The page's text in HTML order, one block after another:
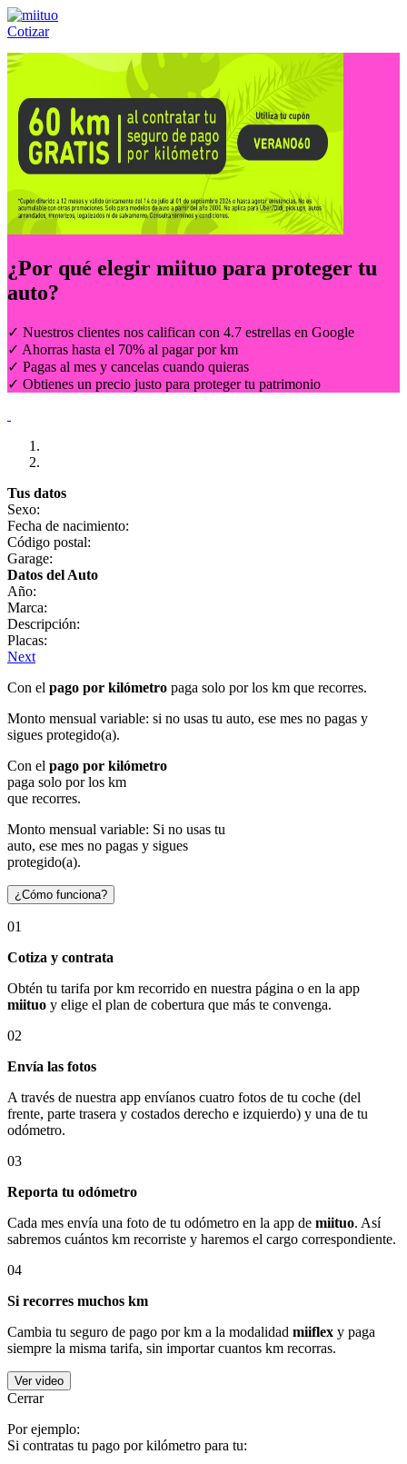
Cotizar
Llámanos al:(55) 84-21-05-00 ó
¿Por qué elegir miituo para proteger tu
auto?
✓ Nuestros clientes nos califican con 4.7 estrellas en Google
✓ Ahorras hasta el 70% al pagar por km
✓ Pagas al mes y cancelas cuando quieras
✓ Obtienes un precio justo para proteger tu patrimonio
Tus datos
Sexo:
Fecha de nacimiento:
Código postal:
Garage:
Datos del Auto
Año:
Marca:
Descripción:
Placas:
Next
Con el pago por kilómetro paga solo por los km que recorres.
Monto mensual variable: si no usas tu auto, ese mes no pagas y
sigues protegido(a).
Con el pago por kilómetro
paga solo por los km
que recorres.
Monto mensual variable: Si no usas tu
auto, ese mes no pagas y sigues
protegido(a).
¿Cómo funciona?
01
Cotiza y contrata
Obtén tu tarifa por km recorrido en nuestra página o en la app
miituo y elige el plan de cobertura que más te convenga.
02
Envía las fotos
A través de nuestra app envíanos cuatro fotos de tu coche (del
frente, parte trasera y costados derecho e izquierdo) y una de tu
odómetro.
03
Reporta tu odómetro
Cada mes envía una foto de tu odómetro en la app de miituo. Así
sabremos cuántos km recorriste y haremos el cargo correspondiente.
04
Si recorres muchos km
Cambia tu seguro de pago por km a la modalidad miiflex y paga
siempre la misma tarifa, sin importar cuantos km recorras.
Ver video
Cerrar
Por ejemplo:
Si contratas tu pago por kilómetro para tu: